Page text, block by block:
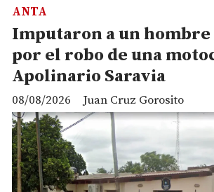
Imputaron a un hombre
por el robo de una
Apolinario Saravia
Juan Cruz Gorosito
ANTA
08/08/2026